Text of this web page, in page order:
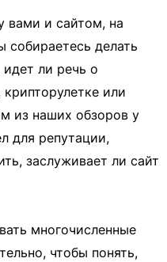
вами и сайтом, на
собираетесь делать
идет ли речь о
или
из наших обзоров у
для репутации,
заслуживает ли сайт
многочисленные
чтобы понять,